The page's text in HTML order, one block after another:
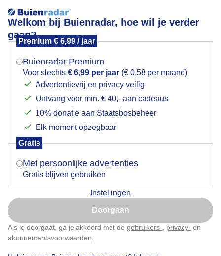
Welkom bij Buienradar, hoe wil je verder
gaan?
Premium € 6,99 / jaar
Buienradar Premium
Voor slechts € 6,99 per jaar (€ 0,58 per maand)
Advertentievrij en privacy veilig
Ontvang voor min. € 40,- aan cadeaus
10% donatie aan Staatsbosbeheer
Elk moment opzegbaar
Gratis
Met persoonlijke advertenties
Gratis blijven gebruiken
Instellingen
Doorgaan
Als je doorgaat, ga je akkoord met de gebruikers- privacy- en
abonnementsvoorwaarden
Fwd: Buien en bewolking IJsselmeer Enkhuizen
Door: Henri Gemaakt: 03-06-2026, 201x bekeken
Mogen we je locatie gebruiken voor het
Indien je hier nog geen akkoord op hebt gegeven,
verschijnt er zo een pop-up uit je browser waarin
Is goed, toon de popup
Nu niet, misschien later
Klik hierom dit aan te passen